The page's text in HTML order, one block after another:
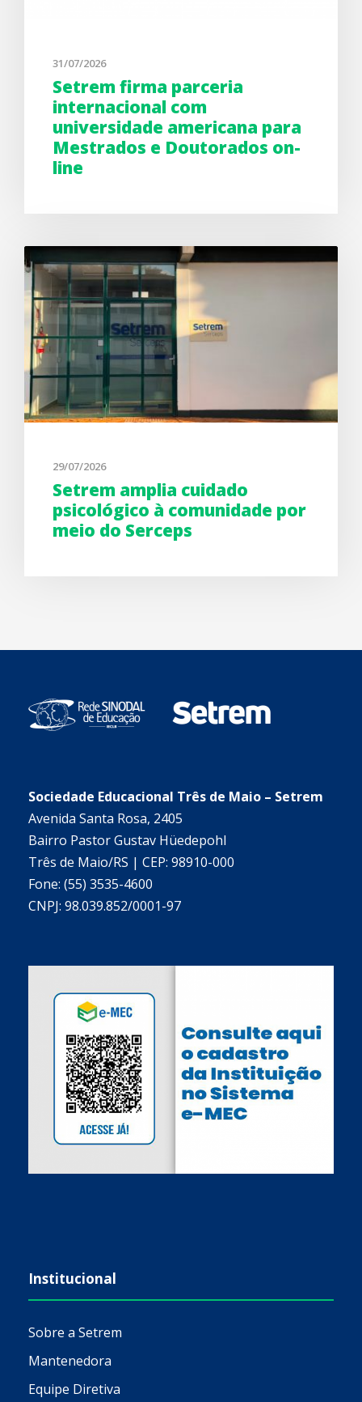
31/07/2026
Setrem firma parceria
internacional com
universidade americana para
Mestrados e Doutorados on-
line
29/07/2026
Setrem amplia cuidado
psicológico à comunidade por
meio do Serceps
Sociedade Educacional Três de Maio – Setrem
Avenida Santa Rosa, 2405
Bairro Pastor Gustav Hüedepohl
Três de Maio/RS | CEP: 98910-000
Fone: (55) 3535-4600
CNPJ: 98.039.852/0001-97
Institucional
Sobre a Setrem
Mantenedora
Equipe Diretiva